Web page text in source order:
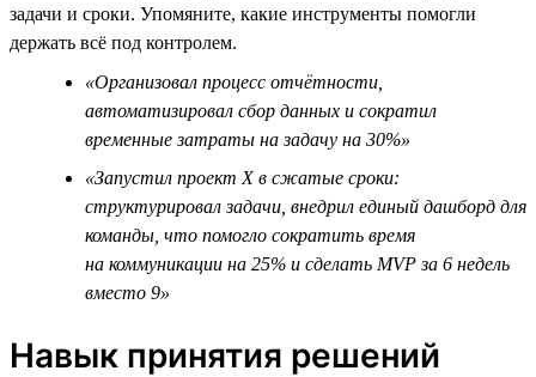
задачи и сроки. Упомяните, какие инструменты помогли
держать всё под контролем.
«Организовал процесс отчётности,
автоматизировал сбор данных и сократил
временные затраты на задачу на 30%»
«Запустил проект Х в сжатые сроки:
структурировал задачи, внедрил единый дашборд для
команды, что помогло сократить время
на коммуникации на 25% и сделать MVP за 6 недель
вместо 9»
Навык принятия решений